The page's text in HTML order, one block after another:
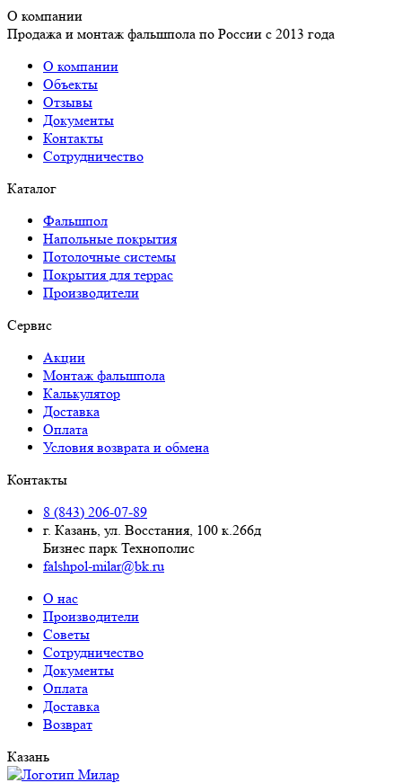
О компании
Продажа и монтаж фальшпола по России с 2013 года
О компании
Объекты
Отзывы
Документы
Контакты
Сотрудничество
Каталог
Фальшпол
Напольные покрытия
Потолочные системы
Покрытия для террас
Производители
Сервис
Акции
Монтаж фальшпола
Калькулятор
Доставка
Оплата
Условия возврата и обмена
Контакты
8 (843) 206-07-89
г. Казань, ул. Восстания, 100 к.266д
Бизнес парк Технополис
falshpol-milar@bk.ru
О нас
Производители
Советы
Сотрудничество
Документы
Оплата
Доставка
Возврат
Казань